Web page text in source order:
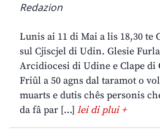
Redazion
Lunis ai 11 di Mai a lis 18,30 te
sul Cjiscjel di Udin. Glesie
Arcidiocesi di Udine e Clape di
Friûl a 50 agns dal taramot o
muarts e dutis chês personis
da fâ par […] lei di plui +